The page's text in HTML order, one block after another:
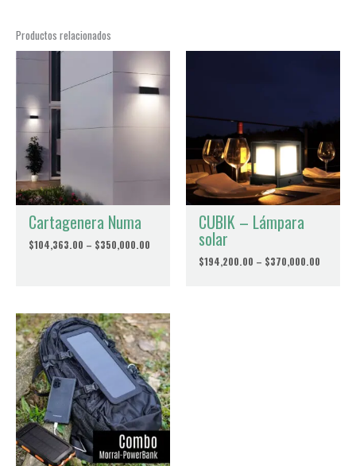
Guardar mi nombre, correo electrónico y sitio web en este
navegador para la próxima vez que haga un comentario.
Productos relacionados
Cartagenera Numa
$104,363.00 – $350,000.00
$104,363.00
CUBIK – Lámpara
solar
$194,200.00 – $370,000.00